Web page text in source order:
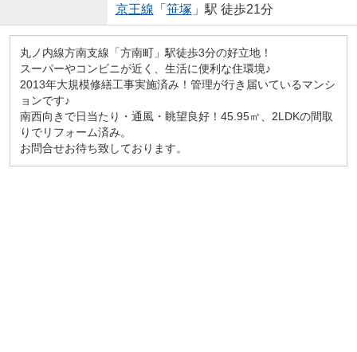
京王線 「 笹塚 」駅 徒歩21分
丸ノ内線方南支線「方南町」駅徒歩3分の好立地！
スーパーやコンビニが近く、生活に便利な住環境♪
2013年大規模修繕工事実施済み！管理が行き届いているマンシ
ョンです♪
南西向きで日当たり・通風・眺望良好！45.95㎡、2LDKの間取
りでリフォーム済み。
お問合せお待ち致しております。